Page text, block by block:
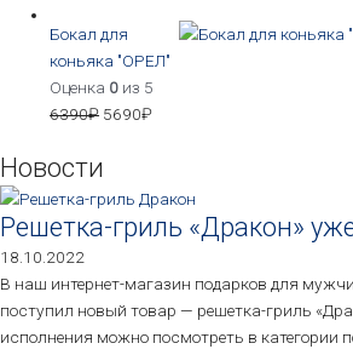
Бокал для
коньяка "ОРЕЛ"
Оценка 0 из 5
6390₽ 5690₽
Новости
Решетка-гриль «Дракон»
18.10.2022
В наш интернет-магазин подарков для
поступил новый товар — решетка-гриль
исполнения можно посмотреть в категории